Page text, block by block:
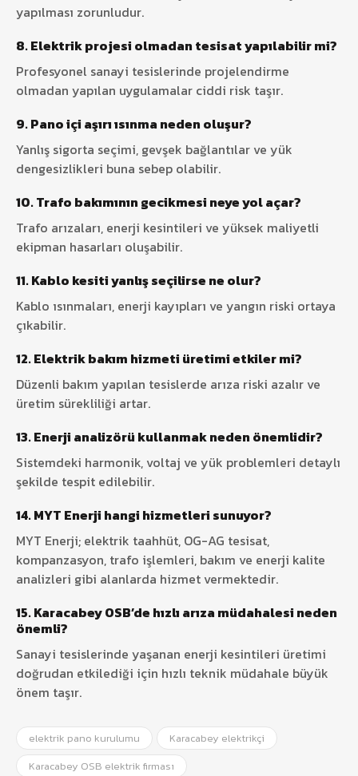
yapılması zorunludur.
8. Elektrik projesi olmadan tesisat yapılabilir mi?
Profesyonel sanayi tesislerinde projelendirme
olmadan yapılan uygulamalar ciddi risk taşır.
9. Pano içi aşırı ısınma neden oluşur?
Yanlış sigorta seçimi, gevşek bağlantılar ve yük
dengesizlikleri buna sebep olabilir.
10. Trafo bakımının gecikmesi neye yol açar?
Trafo arızaları, enerji kesintileri ve yüksek maliyetli
ekipman hasarları oluşabilir.
11. Kablo kesiti yanlış seçilirse ne olur?
Kablo ısınmaları, enerji kayıpları ve yangın riski ortaya
çıkabilir.
12. Elektrik bakım hizmeti üretimi etkiler mi?
Düzenli bakım yapılan tesislerde arıza riski azalır ve
üretim sürekliliği artar.
13. Enerji analizörü kullanmak neden önemlidir?
Sistemdeki harmonik, voltaj ve yük problemleri detaylı
şekilde tespit edilebilir.
14. MYT Enerji hangi hizmetleri sunuyor?
MYT Enerji; elektrik taahhüt, OG-AG tesisat,
kompanzasyon, trafo işlemleri, bakım ve enerji kalite
analizleri gibi alanlarda hizmet vermektedir.
15. Karacabey OSB’de hızlı arıza müdahalesi neden
önemli?
Sanayi tesislerinde yaşanan enerji kesintileri üretimi
doğrudan etkilediği için hızlı teknik müdahale büyük
önem taşır.
elektrik pano kurulumu
Karacabey elektrikçi
Karacabey OSB elektrik firması